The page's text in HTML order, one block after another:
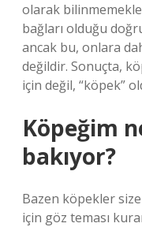
olarak
bağları olduğu
ancak bu, onlara
değildir. Sonuçta,
için değil, “köpek”
Köpeğim
bakıyor?
Bazen köpekler
için göz teması